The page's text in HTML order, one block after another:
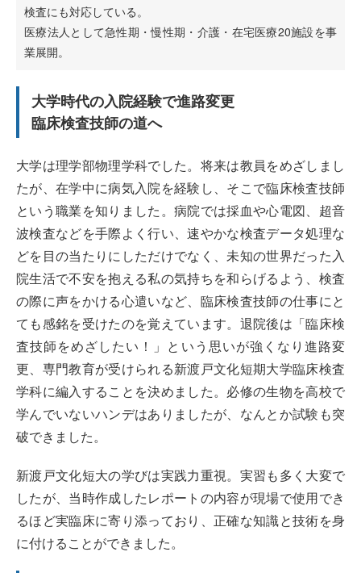
検査にも対応している。
医療法人として急性期・慢性期・介護・在宅医療20施設を事
業展開。
大学時代の入院経験で進路変更
臨床検査技師の道へ
大学は理学部物理学科でした。将来は教員をめざしまし
たが、在学中に病気入院を経験し、そこで臨床検査技師
という職業を知りました。病院では採血や心電図、超音
波検査などを手際よく行い、速やかな検査データ処理な
どを目の当たりにしただけでなく、未知の世界だった入
院生活で不安を抱える私の気持ちを和らげるよう、検査
の際に声をかける心遣いなど、臨床検査技師の仕事にと
ても感銘を受けたのを覚えています。退院後は「臨床検
査技師をめざしたい！」という思いが強くなり進路変
更、専門教育が受けられる新渡戸文化短期大学臨床検査
学科に編入することを決めました。必修の生物を高校で
学んでいないハンデはありましたが、なんとか試験も突
破できました。
新渡戸文化短大の学びは実践力重視。実習も多く大変で
したが、当時作成したレポートの内容が現場で使用でき
るほど実臨床に寄り添っており、正確な知識と技術を身
に付けることができました。